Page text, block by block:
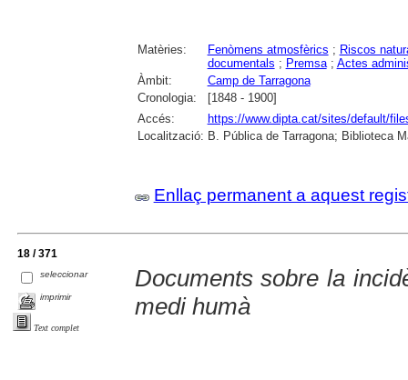
Matèries: Fenòmens atmosfèrics ; Riscos
documentals ; Premsa; Actes
Àmbit:
Camp de Tarragona
Cronologia:
[1848 - 1900]
Accés:
https://www.dipta.cat/sites/default/
Localització: B. Pública de Tarragona; Biblioteca
Enllaç permanent a aquest
18 / 371
seleccionar
imprimir
Text complet
Documents sobre la
medi humà